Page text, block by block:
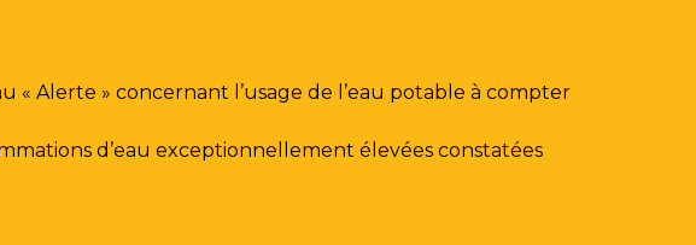
Alerte » concernant l’usage de l’eau potable à compter
d’eau exceptionnellement élevées constatées